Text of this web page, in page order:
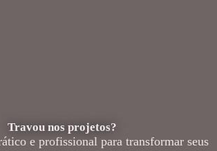
Travou nos projetos?
e profissional para transformar seus